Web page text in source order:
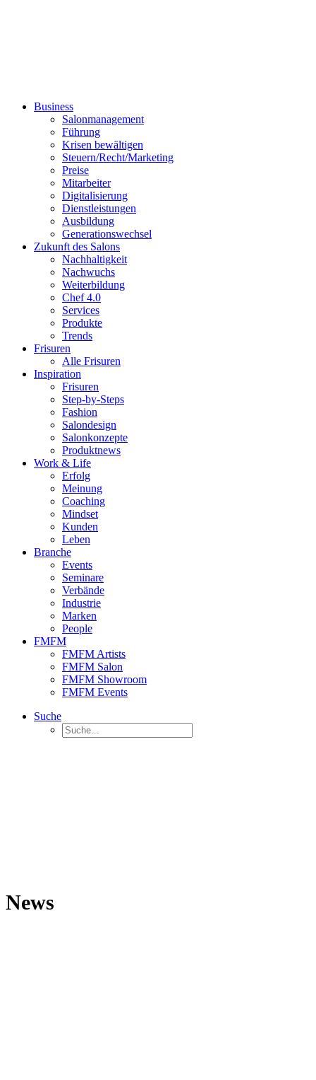
Business
Salonmanagement
Führung
Krisen bewältigen
Steuern/Recht/Marketing
Preise
Mitarbeiter
Digitalisierung
Dienstleistungen
Ausbildung
Generationswechsel
Zukunft des Salons
Nachhaltigkeit
Nachwuchs
Weiterbildung
Chef 4.0
Services
Produkte
Trends
Frisuren
Alle Frisuren
Inspiration
Frisuren
Step-by-Steps
Fashion
Salondesign
Salonkonzepte
Produktnews
Work & Life
Erfolg
Meinung
Coaching
Mindset
Kunden
Leben
Branche
Events
Seminare
Verbände
Industrie
Marken
People
FMFM
FMFM Artists
FMFM Salon
FMFM Showroom
FMFM Events
Suche
News